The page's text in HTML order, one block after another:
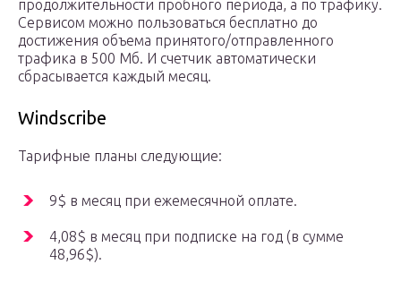
продолжительности пробного периода, а по трафику.
Сервисом можно пользоваться бесплатно до
достижения объема принятого/отправленного
трафика в 500 Мб. И счетчик автоматически
сбрасывается каждый месяц.
Windscribe
Тарифные планы следующие:
9$ в месяц при ежемесячной оплате.
4,08$ в месяц при подписке на год (в сумме
48,96$).